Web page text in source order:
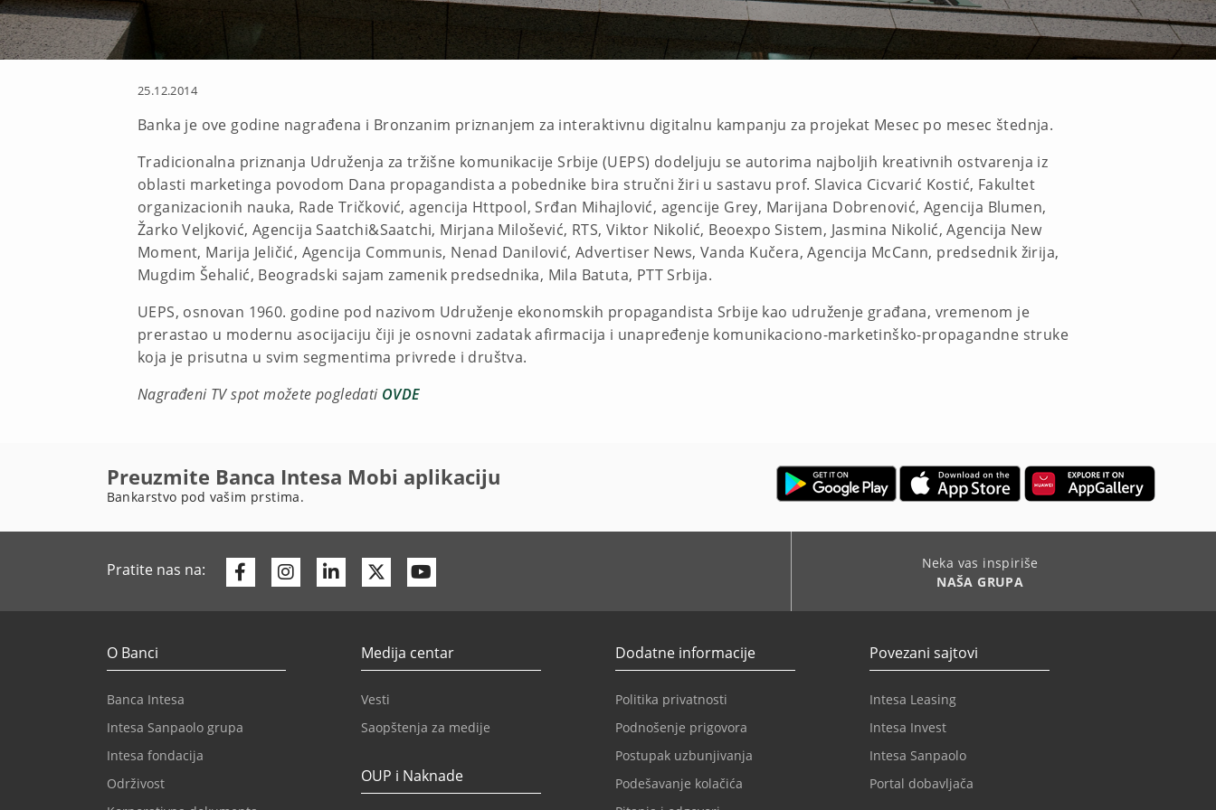
25.12.2014
Banka je ove godine nagrađena i Bronzanim priznanjem za interaktivnu digitalnu kampanju za projekat Mesec po mesec štednja.
Tradicionalna priznanja Udruženja za tržišne komunikacije Srbije (UEPS) dodeljuju se autorima najboljih kreativnih ostvarenja iz
oblasti marketinga povodom Dana propagandista a pobednike bira stručni žiri u sastavu prof. Slavica Cicvarić Kostić, Fakultet
organizacionih nauka, Rade Tričković, agencija Httpool, Srđan Mihajlović, agencije Grey, Marijana Dobrenović, Agencija Blumen,
Žarko Veljković, Agencija Saatchi&Saatchi, Mirjana Milošević, RTS, Viktor Nikolić, Beoexpo Sistem, Jasmina Nikolić, Agencija New
Moment, Marija Jeličić, Agencija Communis, Nenad Danilović, Advertiser News, Vanda Kučera, Agencija McCann, predsednik žirija,
Mugdim Šehalić, Beogradski sajam zamenik predsednika, Mila Batuta, PTT Srbija.
UEPS, osnovаn 1960. godine pod nazivom Udruženje ekonomskih propаgаndistа Srbije kаo udruženje grаđаnа, vremenom je
prerаstаo u modernu аsocijаciju čiji je osnovni zаdаtаk аfirmаcijа i unаpređenje komunikаciono-mаrketinško-propаgаndne struke
kojа je prisutnа u svim segmentimа privrede i društvа.
Nagrađeni TV spot možete pogledati OVDE
Preuzmite Banca Intesa Mobi aplikaciju
Bankarstvo pod vašim prstima.
Pratite nas na: FacebookInstagram
LinkedinTwitter
Neka vas inspiriše
NAŠA GRUPA
O Banci
Banca Intesa
Intesa Sanpaolo grupa
Intesa fondacija
Održivost
Medija centar
Vesti
Saopštenja za medije
OUP i Naknade
Dodatne informacije
Politika privatnosti
Podnošenje prigovora
Postupak uzbunjivanja
Podešavanje kolačića
Povezani sajtovi
Intesa Leasing
Intesa Invest
Intesa Sanpaolo
Portal dobavljača